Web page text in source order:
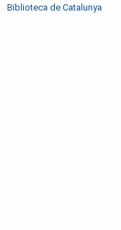
Biblioteca de Catalunya